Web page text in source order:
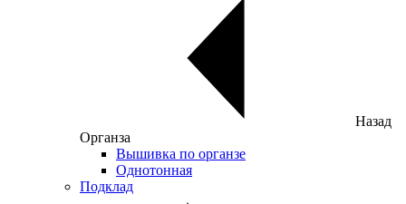
Назад
Органза
Вышивка по органзе
Однотонная
Подклад